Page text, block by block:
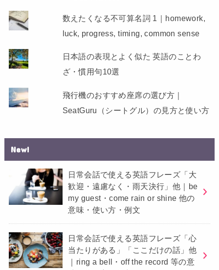
数えたくなる不可算名詞 1｜homework,
luck, progress, timing, common sense
日本語の表現とよく似た 英語のことわ
ざ・慣用句10選
飛行機のおすすめ座席の選び方｜
SeatGuru（シートグル）の見方と使い方
New!
日常会話で使える英語フレーズ「大
歓迎・遠慮なく・雨天決行」他｜be
my guest・come rain or shine 他の
意味・使い方・例文
日常会話で使える英語フレーズ「心
当たりがある」「ここだけの話」他
｜ring a bell・off the record 等の意